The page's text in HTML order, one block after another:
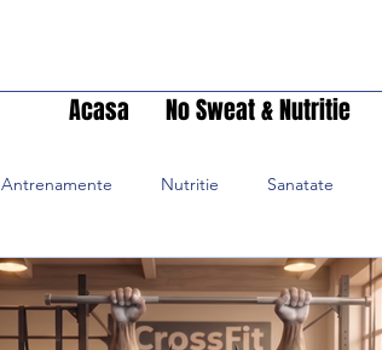
Acasa No Sweat & Nutritie
Antrenamente Nutritie Sanatate